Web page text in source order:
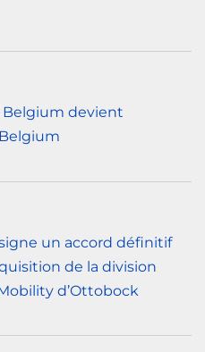
Belgium devient
un accord définitif
de la division
d’Ottobock